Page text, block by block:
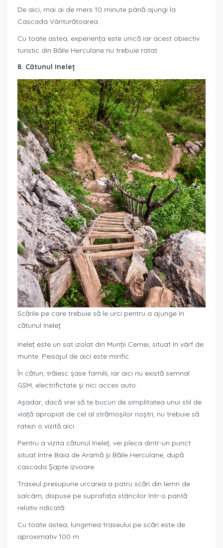
De aici, mai ai de mers 10 minute până ajungi la
Cascada Vânturătoarea.
Cu toate astea, experiența este unică iar acest obiectiv
turistic din Băile Herculane nu trebuie ratat.
8. Cătunul Ineleț
Scările pe care trebuie să le urci pentru a ajunge în
cătunul Ineleț
Ineleț este un sat izolat din Munții Cernei, situat în vârf de
munte. Peisajul de aici este mirific.
În cătun, trăiesc șase familii, iar aici nu există semnal
GSM, electrifictate și nici acces auto.
Așadar, dacă vrei să te bucuri de simplitatea unui stil de
viață apropiat de cel al strămoșilor noștri, nu trebuie să
ratezi o vizită aici.
Pentru a vizita cătunul Ineleț, vei pleca dintr-un punct
situat între Baia de Aramă și Băile Herculane, după
cascada Șapte Izvoare.
Traseul presupune urcarea a patru scări din lemn de
salcâm, dispuse pe suprafața stâncilor într-o pantă
relativ ridicată.
Cu toate astea, lungimea traseului pe scări este de
aproximativ 100 m.